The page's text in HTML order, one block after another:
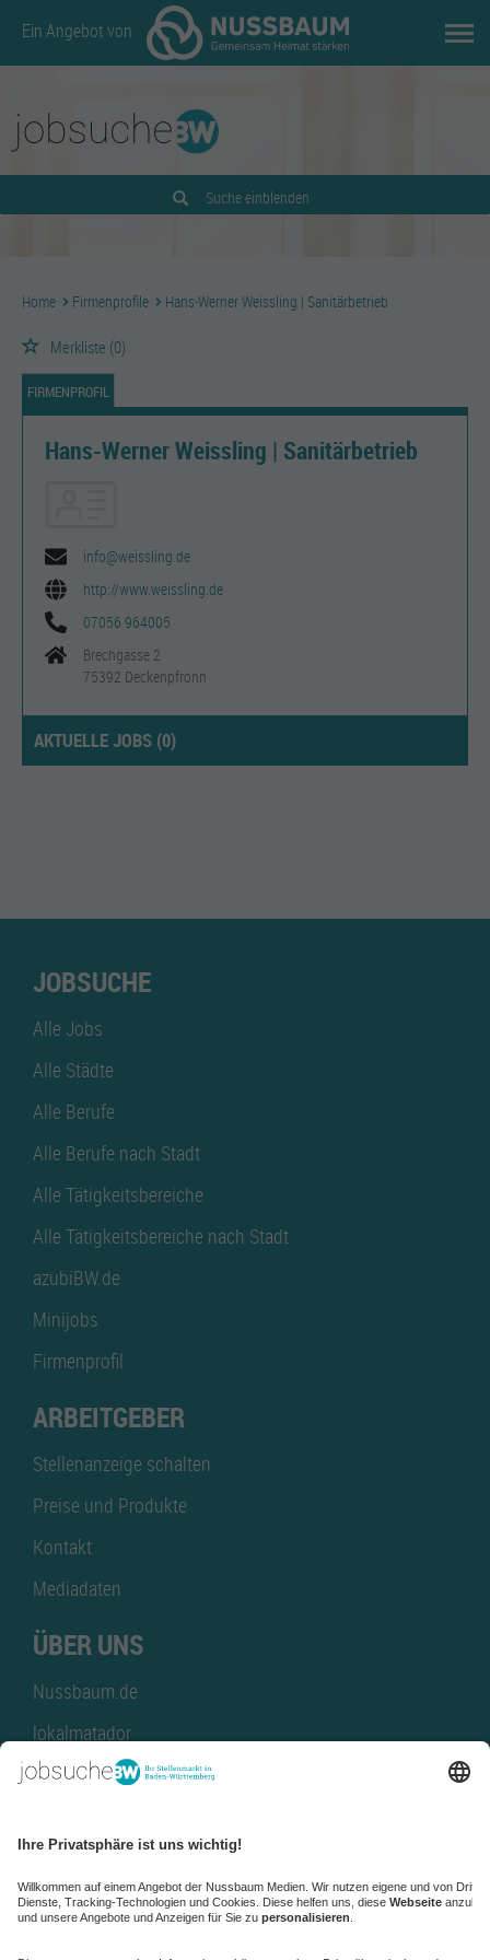
Ein Angebot von
Suche einblenden
Home Firmenprofile Hans-Werner Weissling | Sanitärbetrieb
Merkliste (0)
FIRMENPROFIL
Hans-Werner Weissling | Sanitärbetrieb
info@weissling.de
http://www.weissling.de
07056 964005
Brechgasse 2
75392 Deckenpfronn
AKTUELLE JOBS (0)
JOBSUCHE
Alle Jobs
Alle Städte
Alle Berufe
Alle Berufe nach Stadt
Alle Tätigkeitsbereiche
Alle Tätigkeitsbereiche nach Stadt
azubiBW.de
Minijobs
Firmenprofil
ARBEITGEBER
Stellenanzeige schalten
Preise und Produkte
Kontakt
Mediadaten
ÜBER UNS
Nussbaum.de
lokalmatador
kaufinBW
NussbaumID
Nussbaum Medien